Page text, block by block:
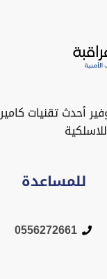
أحدث تقنيات
للمساعدة
0556272661